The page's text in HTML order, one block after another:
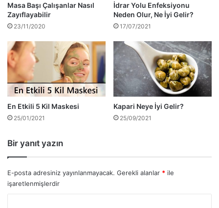
Masa Başı Çalışanlar Nasıl
Zayıflayabilir
23/11/2020
İdrar Yolu Enfeksiyonu
Neden Olur, Ne İyi Gelir?
17/07/2021
En Etkili 5 Kil Maskesi
25/01/2021
Kapari Neye İyi Gelir?
25/09/2021
Bir yanıt yazın
E-posta adresiniz yayınlanmayacak. Gerekli alanlar * ile
işaretlenmişlerdir